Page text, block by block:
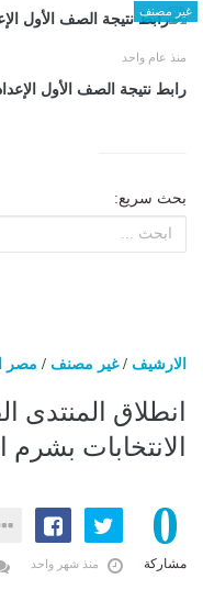
غير مصنف
منذ عام واحد
رابط نتيجة الصف الأول
بحث سريع:
الارشيف /غير مصنف / مصر
انطلاق المنتدى
الانتخابات بشرم
0
مشاركة منذ شهر واحد